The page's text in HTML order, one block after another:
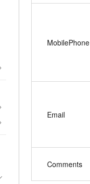
MobilePhone
Email
Comments